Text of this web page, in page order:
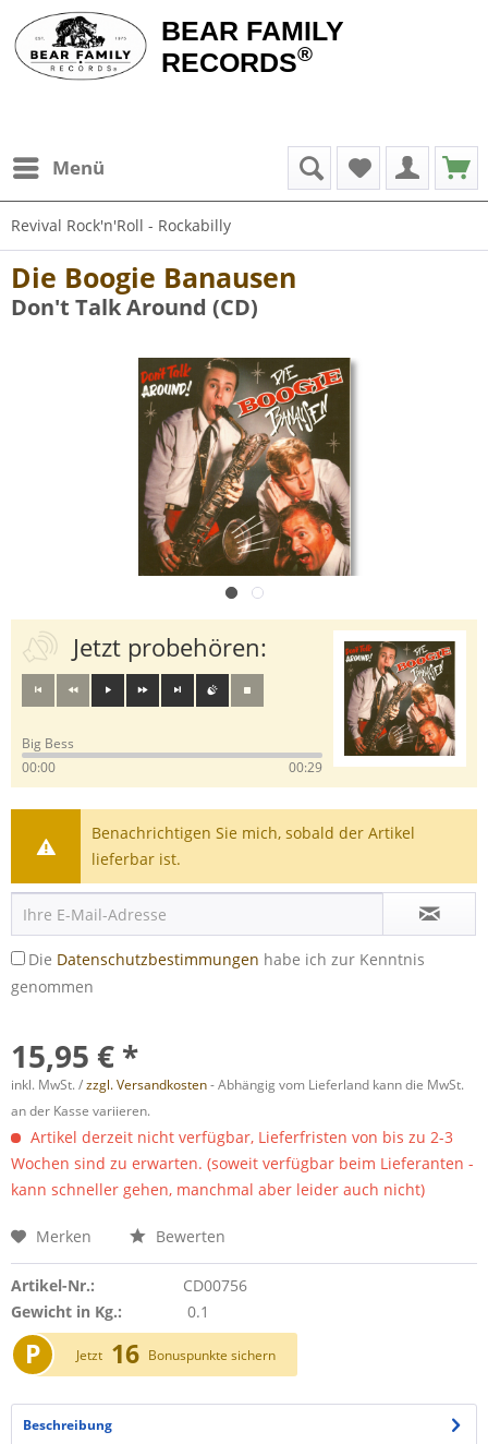
BEAR FAMILY
RECORDS®
Menü
Revival Rock'n'Roll - Rockabilly
Die Boogie Banausen
Don't Talk Around (CD)
Jetzt probehören:
Big Bess
00:00
00:29
Benachrichtigen Sie mich, sobald der Artikel
lieferbar ist.
Die Datenschutzbestimmungen habe ich zur Kenntnis
genommen
15,95 € *
inkl. MwSt. /zzgl. Versandkosten- Abhängig vom Lieferland kann die MwSt.
an der Kasse variieren.
Artikel derzeit nicht verfügbar, Lieferfristen von bis zu 2-3
Wochen sind zu erwarten. (soweit verfügbar beim Lieferanten -
kann schneller gehen, manchmal aber leider auch nicht)
Merken Bewerten
Artikel-Nr.:
CD00756
Gewicht in Kg.:
0.1
P Jetzt 16 Bonuspunkte sichern
Beschreibung